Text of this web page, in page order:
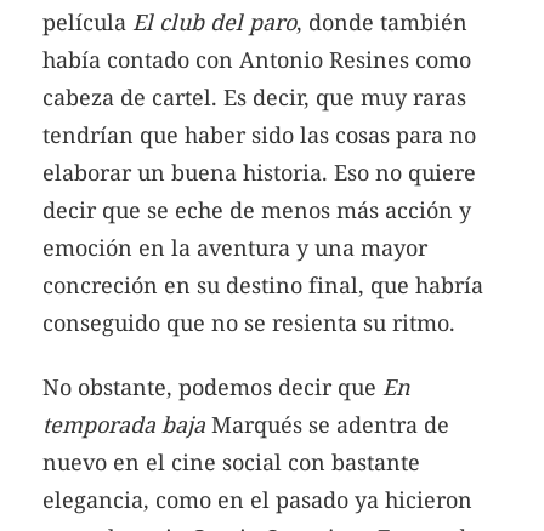
película El club del paro, donde también
había contado con Antonio Resines como
cabeza de cartel. Es decir, que muy raras
tendrían que haber sido las cosas para no
elaborar un buena historia. Eso no quiere
decir que se eche de menos más acción y
emoción en la aventura y una mayor
concreción en su destino final, que habría
conseguido que no se resienta su ritmo.
No obstante, podemos decir que En
temporada baja Marqués se adentra de
nuevo en el cine social con bastante
elegancia, como en el pasado ya hicieron